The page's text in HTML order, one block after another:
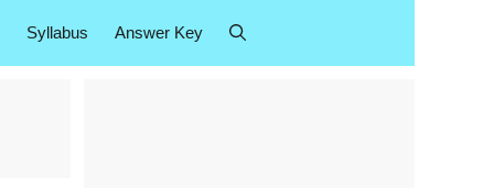
Syllabus Answer Key